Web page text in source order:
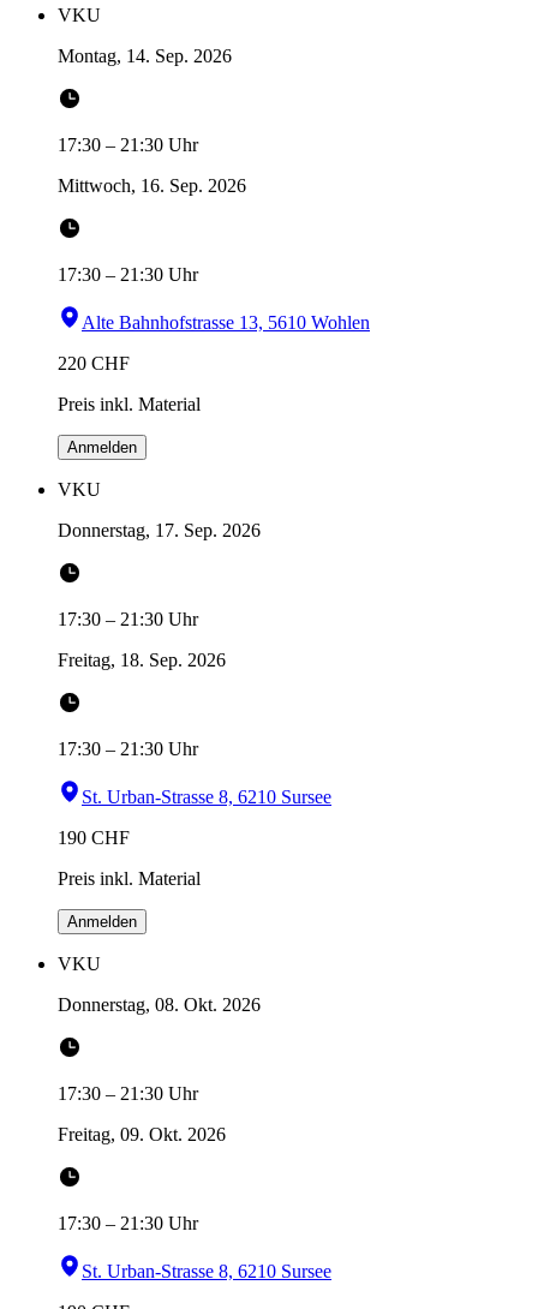
VKU
Montag, 14. Sep. 2026
17:30 – 21:30 Uhr
Mittwoch, 16. Sep. 2026
17:30 – 21:30 Uhr
Alte Bahnhofstrasse 13, 5610 Wohlen
220 CHF
Preis inkl. Material
Anmelden
VKU
Donnerstag, 17. Sep. 2026
17:30 – 21:30 Uhr
Freitag, 18. Sep. 2026
17:30 – 21:30 Uhr
St. Urban-Strasse 8, 6210 Sursee
190 CHF
Preis inkl. Material
Anmelden
VKU
Donnerstag, 08. Okt. 2026
17:30 – 21:30 Uhr
Freitag, 09. Okt. 2026
17:30 – 21:30 Uhr
St. Urban-Strasse 8, 6210 Sursee